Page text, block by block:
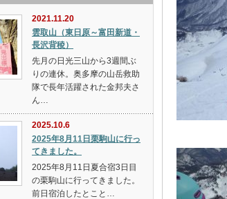
2021.11.20
雲取山（東日原～富田新道・
長沢背稜）
先月の日光三山から3週間ぶ
りの連休。奥多摩の山岳救助
隊で長年活躍された金邦夫さ
ん…
2025.10.6
2025年8月11日栗駒山に行っ
てきました。
2025年8月11日夏合宿3日目
の栗駒山に行ってきました。
前日宿泊したとこと…